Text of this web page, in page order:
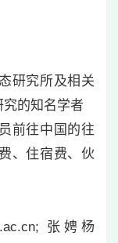
研究所及相关
的知名学者
前往中国的往
、住宿费、伙
张娉杨